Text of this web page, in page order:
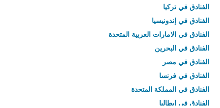
الفنادق في تركيا
الفنادق في إندونيسيا
الفنادق في الامارات العربية المتحدة
الفنادق في البحرين
الفنادق في مصر
الفنادق في فرنسا
الفنادق في المملكة المتحدة
الفنادق في إيطاليا